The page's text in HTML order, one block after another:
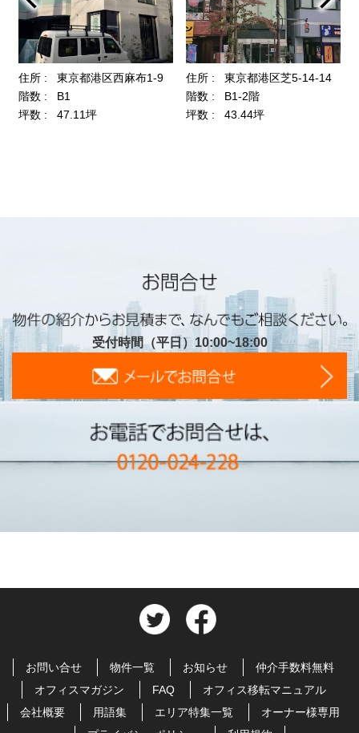
受付時間（平日）10:00~18:00
お問い合せ 物件一覧 お知らせ
仲介手数料無料
オフィスマガジン
FAQ
オフィス移転マニュアル
会社概要
用語集 エリア特集一覧
オーナー様専用